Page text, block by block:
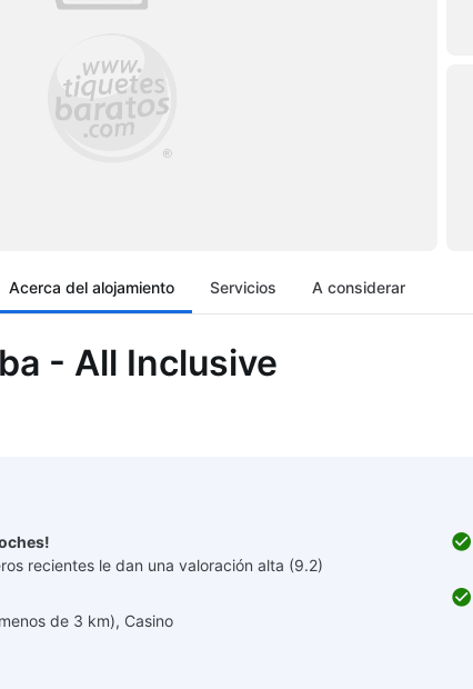
Acerca del alojamiento Servicios A considerar
- All Inclusive
recientes le dan una valoración alta (9.2)
de 3 km), Casino